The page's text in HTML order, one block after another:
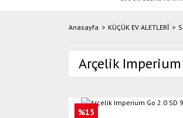
Anasayfa KÜÇÜK EV ALETLERİ
Arçelik Imperium
%15